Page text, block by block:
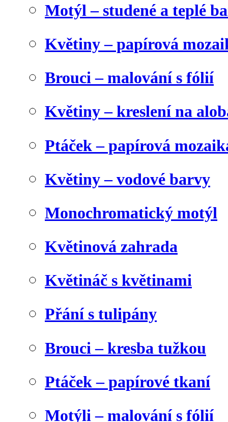
Motýl – studené a teplé
Květiny – papírová
Brouci – malování s fólií
Květiny – kreslení na
Ptáček – papírová
Květiny – vodové barvy
Monochromatický motýl
Květinová zahrada
Květináč s květinami
Přání s tulipány
Brouci – kresba tužkou
Ptáček – papírové tkaní
Motýli – malování s fólií